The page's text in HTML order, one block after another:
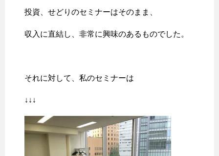
投資、せどりのセミナーはそのまま、
収入に直結し、非常に興味のあるものでした。
それに対して、私のセミナーは
↓↓↓